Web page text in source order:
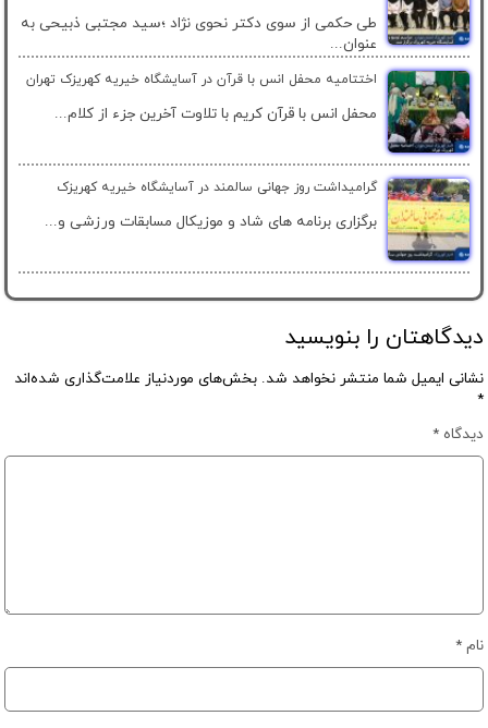
طی حکمی از سوی دکتر نحوی نژاد ؛سید مجتبی ذبیحی به
عنوان...
اختتامیه محفل انس با قرآن در آسایشگاه خیریه کهریزک تهران
محفل انس با قرآن کریم با تلاوت آخرین جزء از کلام...
گرامیداشت روز جهانی سالمند در آسایشگاه خیریه کهریزک
برگزاری برنامه های شاد و موزیکال مسابقات ورزشی و...
دیدگاهتان را بنویسید
نشانی ایمیل شما منتشر نخواهد شد. بخش‌های موردنیاز علامت‌گذاری شده‌اند
*
دیدگاه*
نام*